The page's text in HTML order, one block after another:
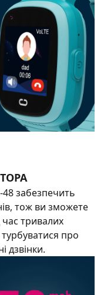
забезпечить
тож ви зможете
час тривалих
про
дзвінки.